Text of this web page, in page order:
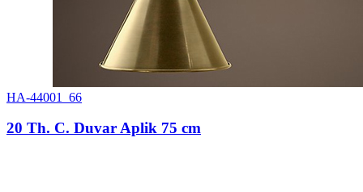
HA-44001_66
20 Th. C. Duvar Aplik 75 cm